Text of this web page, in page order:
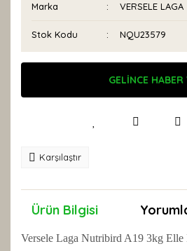
Marka VERSELE LAGA
Stok Kodu NQU23579
GELİNCE HABER
Karşılaştır
Ürün Bilgisi
Versele Laga Nutribird A19 3kg Elle